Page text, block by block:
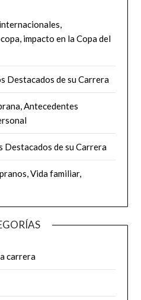
impacto en la Copa del
Destacados de su Carrera
Antecedentes
de su Carrera
Vida familiar,
carrera